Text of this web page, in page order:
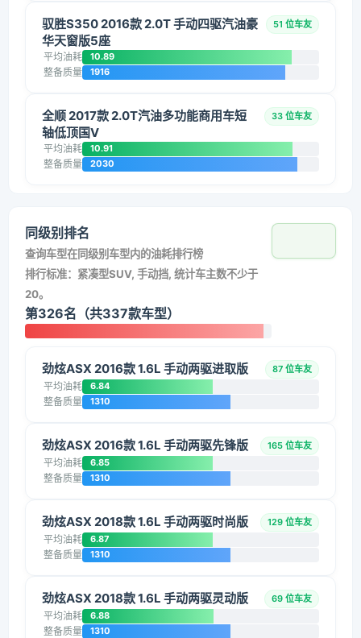
驭胜S350 2016款 2.0T 手动四驱汽油豪
华天窗版5座
51 位车友
平均油耗 10.89
整备质量 1916
全顺 2017款 2.0T汽油多功能商用车短
轴低顶国V
33 位车友
平均油耗 10.91
整备质量 2030
同级别排名
查询车型在同级别车型内的油耗排行榜
排行标准：紧凑型SUV, 手动挡, 统计车主数不少于
20。
第326名（共337款车型）
劲炫ASX 2016款 1.6L 手动两驱进取版 87 位车友
平均油耗 6.84
整备质量 1310
劲炫ASX 2016款 1.6L 手动两驱先锋版 165 位车友
平均油耗 6.85
整备质量 1310
劲炫ASX 2018款 1.6L 手动两驱时尚版 129 位车友
平均油耗 6.87
整备质量 1310
劲炫ASX 2018款 1.6L 手动两驱灵动版 69 位车友
平均油耗 6.88
整备质量 1310